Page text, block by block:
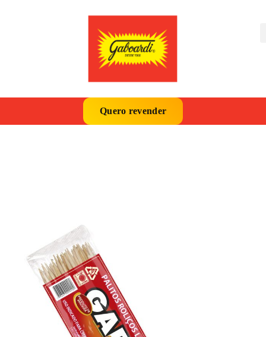
Quero revender